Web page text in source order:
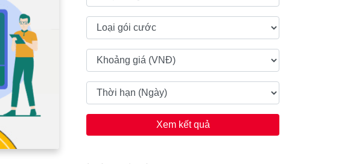
Xem kết quả